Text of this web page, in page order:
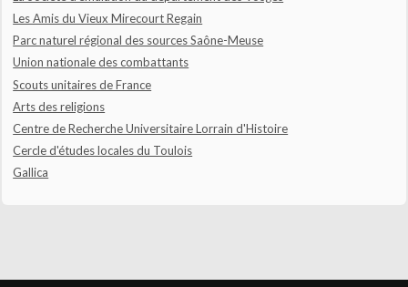
Les Amis du Vieux Mirecourt Regain
Parc naturel régional des sources Saône-Meuse
Union nationale des combattants
Scouts unitaires de France
Arts des religions
Centre de Recherche Universitaire Lorrain d'Histoire
Cercle d'études locales du Toulois
Gallica